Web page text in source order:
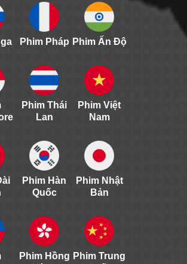
Phim Pháp Phim Ấn Độ
Phim Thái
Lan
Phim Việt
Nam
Phim Hàn
Quốc
Phim Nhật
Bản
Phim Hồng Phim Trung